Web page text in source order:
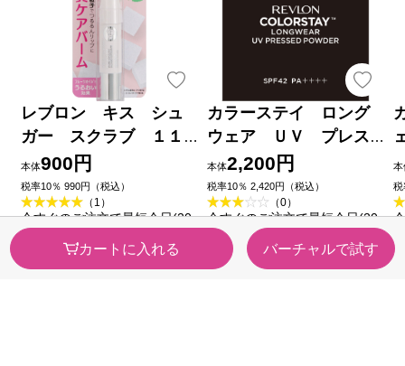
カートに入れる バーチャルで試す
レブロン キス シュ
ガー スクラブ １１
１ シュガーミント ＿
レブロン
本体900円
税率10％ 990円（税込）
（1）
今すぐのご注文で最短今日(20
26/08/09)届きます
カラーステイ ロング
ウェア ＵＶ プレス
ト パウダー ００２
＿ レブロン
本体2,200円
税率10％ 2,420円（税込）
（0）
今すぐのご注文で最短今日(20
26/08/09)届きます
本
税